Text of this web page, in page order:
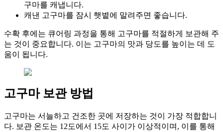
구마를 캐냅니다.
캐낸 고구마를 잠시 햇볕에 말려주면 좋습니다.
수확 후에는 큐어링 과정을 통해 고구마를 적절하게 보관해 주
는 것이 중요합니다. 이는 고구마의 맛과 당도를 높이는 데 도
움이 됩니다.
고구마 보관 방법
고구마는 서늘하고 건조한 곳에 저장하는 것이 가장 적합합니
다. 보관 온도는 12도에서 15도 사이가 이상적이며, 이를 통해